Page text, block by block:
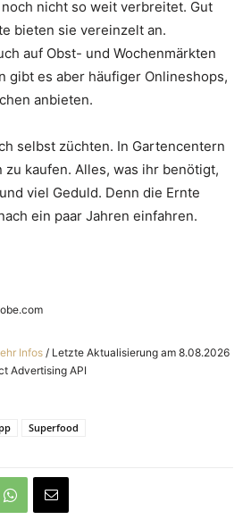
nicht so weit verbreitet. Gut
bieten sie vereinzelt an.
auf Obst- und Wochenmärkten
gibt es aber häufiger Onlineshops,
anbieten.
selbst züchten. In Gartencentern
zu kaufen. Alles, was ihr benötigt,
viel Geduld. Denn die Ernte
ein paar Jahren einfahren.
Infos / Letzte Aktualisierung am 8.08.2026
Advertising API
Superfood